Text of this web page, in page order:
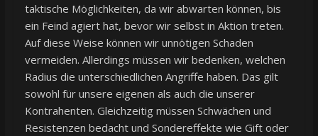
taktische Möglichkeiten, da wir abwarten können, bis
ein Feind agiert hat, bevor wir selbst in Aktion treten.
Auf diese Weise können wir unnötigen Schaden
vermeiden. Allerdings müssen wir bedenken, welchen
Radius die unterschiedlichen Angriffe haben. Das gilt
sowohl für unsere eigenen als auch die unserer
Kontrahenten. Gleichzeitig müssen Schwächen und
Resistenzen bedacht und Sondereffekte wie Gift oder